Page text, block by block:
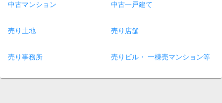
中古マンション 中古一戸建て
売り土地 売り店舗
売り事務所 売りビル・ 一棟売マンション等